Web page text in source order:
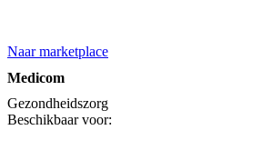
Naar marketplace
Medicom
Gezondheidszorg
Beschikbaar voor: